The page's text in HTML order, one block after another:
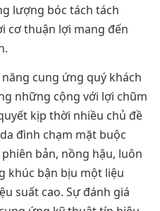
lượng bóc tách tách
cơ thuận lợi mang đến
cung ứng quý khách
những cộng với lợi chũm
kịp thời nhiều chủ đề
đình chạm mặt buộc
bản, nồng hậu, luôn
khúc bận bịu một liệu
suất cao. Sự đánh giá